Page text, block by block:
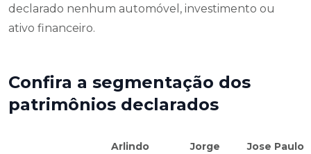
declarado nenhum automóvel, investimento ou
ativo financeiro.
Confira a segmentação dos
patrimônios declarados
Arlindo
Jorge
Jose Paulo